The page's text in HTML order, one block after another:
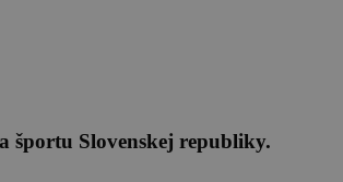
športu Slovenskej republiky.